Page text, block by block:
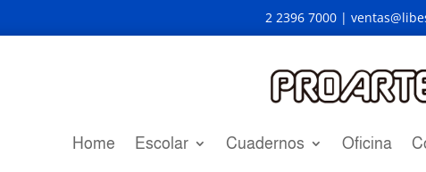
2 2396 7000 |
Home Escolar Cuadernos Oficina